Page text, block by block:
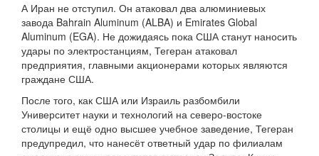
А Иран не отступил. Он атаковал два алюминиевых
завода Bahrain Aluminum (ALBA) и Emirates Global
Aluminum (EGA). Не дожидаясь пока США станут наносить
удары по электростанциям, Тегеран атаковал
предприятия, главными акционерами которых являются
граждане США.
После того, как США или Израиль разбомбили
Университет науки и технологий на северо-востоке
столицы и ещё одно высшее учебное заведение, Тегеран
предупредил, что нанесёт ответный удар по филиалам